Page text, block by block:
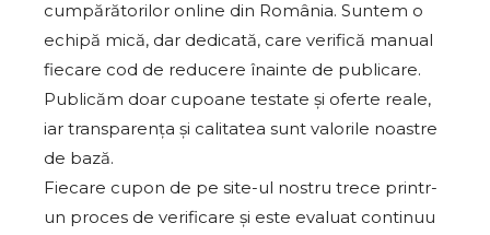
cumpărătorilor online din România. Suntem o
echipă mică, dar dedicată, care verifică manual
fiecare cod de reducere înainte de publicare.
Publicăm doar cupoane testate și oferte reale,
iar transparența și calitatea sunt valorile noastre
de bază.
Fiecare cupon de pe site-ul nostru trece printr-
un proces de verificare și este evaluat continuu